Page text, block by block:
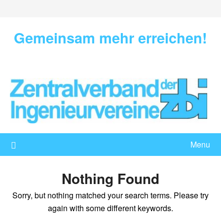
contentGemeinsam mehr erreichen!
Menu
Nothing Found
Sorry, but nothing matched your search terms. Please try
again with some different keywords.